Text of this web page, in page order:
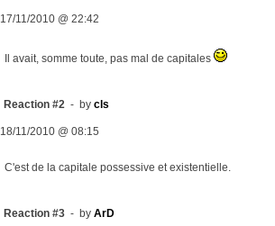
17/11/2010 @ 22:42
Il avait, somme toute, pas mal de capitales
Reaction #2 - by cls
18/11/2010 @ 08:15
C'est de la capitale possessive et existentielle.
Reaction #3 - by ArD